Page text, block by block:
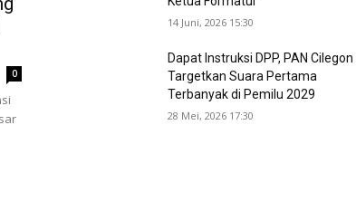
0
14 Juni, 2026 15:30
Dapat Instruksi DPP, PAN Cilegon
Targetkan Suara Pertama
Terbanyak di Pemilu 2029
28 Mei, 2026 17:30